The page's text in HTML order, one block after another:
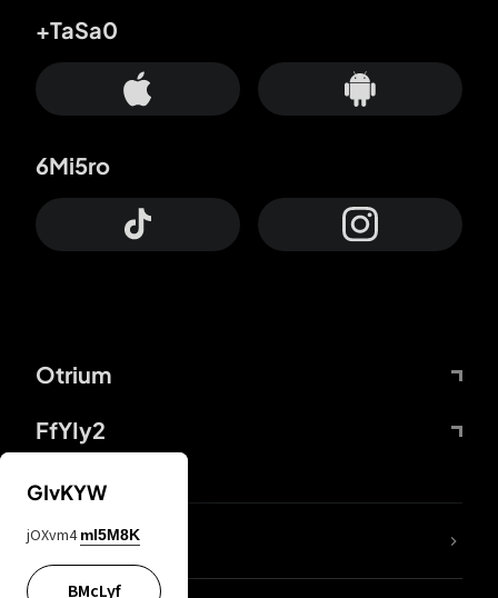
Otrium
FfYIy2
+TaSa0
6Mi5ro
DDcvSo
GIvKYW
jOXvm4 mI5M8K
BMcLyf